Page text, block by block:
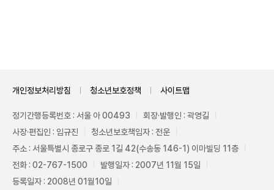
개인정보처리방침 청소년보호정책 사이트맵
정기간행등록번호 : 서울 아 00493
회장·발행인 : 곽영길
사장·편집인 : 임규진
청소년보호책임자 : 전운
주소 : 서울특별시 종로구 종로 1길 42(수송동 146-1) 이마빌딩 11층
전화 : 02-767-1500
발행일자 : 2007년 11월 15일
등록일자 : 2008년 01월10일